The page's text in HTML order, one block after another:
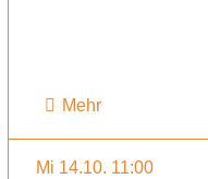
Mehr
Mi 14.10. 11:00